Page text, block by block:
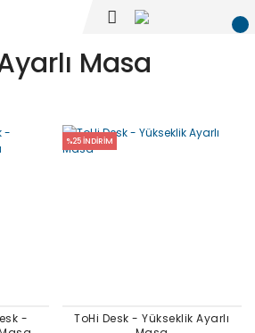
Masa
-
%25 İNDİRİM
ToHi Desk - Yükseklik Ayarlı